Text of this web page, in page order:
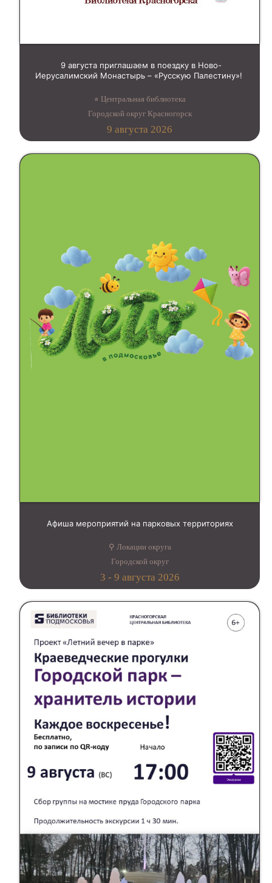
9 августа приглашаем в поездку в Ново-
Иерусалимский Монастырь – «Русскую Палестину»!
⭐︎ Центральная библиотека
Городской округ Красногорск
9 августа 2026
Афиша мероприятий на парковых территориях
⚲ Локации округа
Городской округ
3 - 9 августа 2026